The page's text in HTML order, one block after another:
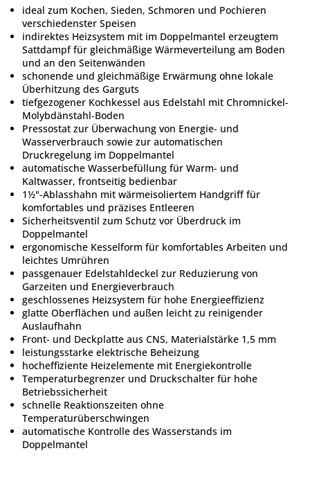
ideal zum Kochen, Sieden, Schmoren und Pochieren
verschiedenster Speisen
indirektes Heizsystem mit im Doppelmantel erzeugtem
Sattdampf für gleichmäßige Wärmeverteilung am Boden
und an den Seitenwänden
schonende und gleichmäßige Erwärmung ohne lokale
Überhitzung des Garguts
tiefgezogener Kochkessel aus Edelstahl mit Chromnickel-
Molybdänstahl-Boden
Pressostat zur Überwachung von Energie- und
Wasserverbrauch sowie zur automatischen
Druckregelung im Doppelmantel
automatische Wasserbefüllung für Warm- und
Kaltwasser, frontseitig bedienbar
1½"-Ablasshahn mit wärmeisoliertem Handgriff für
komfortables und präzises Entleeren
Sicherheitsventil zum Schutz vor Überdruck im
Doppelmantel
ergonomische Kesselform für komfortables Arbeiten und
leichtes Umrühren
passgenauer Edelstahldeckel zur Reduzierung von
Garzeiten und Energieverbrauch
geschlossenes Heizsystem für hohe Energieeffizienz
glatte Oberflächen und außen leicht zu reinigender
Auslaufhahn
Front- und Deckplatte aus CNS, Materialstärke 1,5 mm
leistungsstarke elektrische Beheizung
hocheffiziente Heizelemente mit Energiekontrolle
Temperaturbegrenzer und Druckschalter für hohe
Betriebssicherheit
schnelle Reaktionszeiten ohne
Temperaturüberschwingen
automatische Kontrolle des Wasserstands im
Doppelmantel